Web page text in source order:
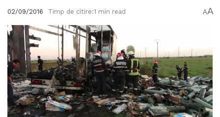
02/09/2016 Timp de citire:1 min read AA